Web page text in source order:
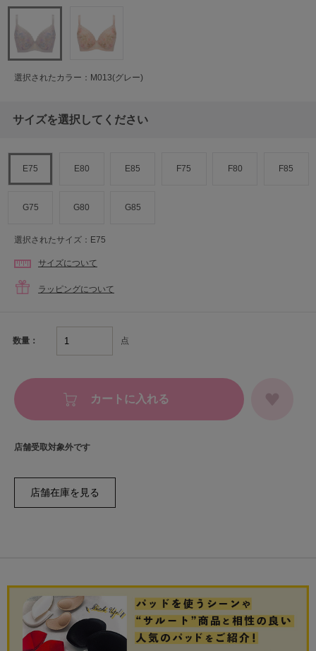
選択されたカラー：M013(グレー)
サイズを選択してください
E75 E80 E85 F75 F80 F85
G75 G80 G85
選択されたサイズ：E75
サイズについて
ラッピングについて
数量： 点
カートに入れる
店舗受取対象外です